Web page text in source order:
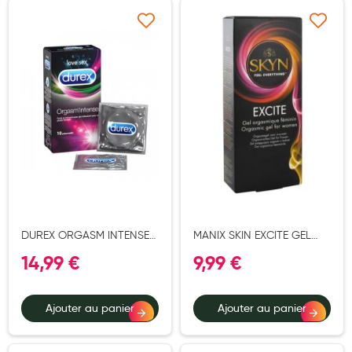
Antibactériens
Nutrition clinique
Anti-poux
Solaire et moustique
Piqûres insectes
Soins jambes lourdes
Contention veineuse
Accessoires pieds et semelles
DUREX ORGASM INTENSE
14,99 €
Ajouter au panier
Ajouter à ma liste d’envie
MANIX SKIN EXCITE GEL
9,99 €
Ajouter au panier
Ajouter à ma liste